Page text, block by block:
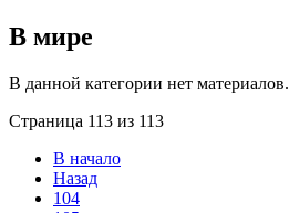
В мире
В данной категории нет материалов.
Страница 113 из 113
В начало
Назад
104